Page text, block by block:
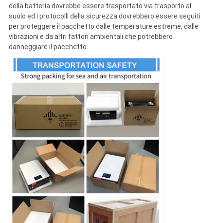
della batteria dovrebbe essere trasportato via trasporto al
suolo ed i protocolli della sicurezza dovrebbero essere seguiti
per proteggere il pacchetto dalle temperature estreme, dalle
vibrazioni e da altri fattori ambientali che potrebbero
danneggiare il pacchetto.